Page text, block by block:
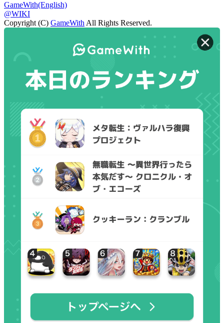
GameWith(English)
@WIKI
Copyright (C) GameWith All Rights Reserved.